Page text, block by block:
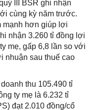
III BSR ghi nhận
cùng kỳ năm trước.
mạnh hơn giúp lợi
nhận 3.260 tỉ đồng lợi
mẹ, gấp 6,8 lần so với
nhuận sau thuế cao
thu 105.490 tỉ
ty mẹ là 6.232 tỉ
đạt 2.010 đồng/cổ